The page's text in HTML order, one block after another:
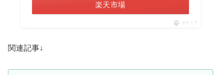
楽天市場
ポチップ
関連記事↓